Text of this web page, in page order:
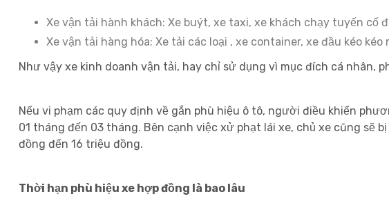
Xe vận tải hành khách: Xe buýt, xe taxi, xe khách chạy tuyến cố
Xe vận tải hàng hóa: Xe tải các loại , xe container, xe đầu kéo
Như vậy xe kinh doanh vận tải, hay chỉ sử dụng vì mục đích cá nhân,
Nếu vi phạm các quy định về gắn phù hiệu ô tô, người điều khiển
01 tháng đến 03 tháng. Bên cạnh việc xử phạt lái xe, chủ xe cũng sẽ
đồng đến 16 triệu đồng.
Thời hạn phù hiệu xe hợp đồng là bao lâu